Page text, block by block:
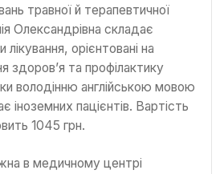
травної й терапевтичної
Олександрівна складає
лікування, орієнтовані на
здоров’я та профілактику
володінню англійською мовою
іноземних пацієнтів. Вартість
1045 грн.
в медичному центрі